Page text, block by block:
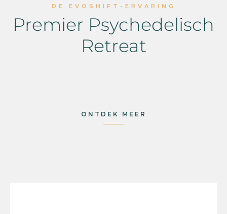
DE EVOSHIFT-ERVARING
Premier Psychedelisch
Retreat
ONTDEK MEER